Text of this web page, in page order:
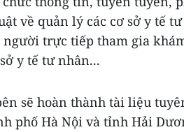
về quản lý các cơ sở y tế
người trực tiếp tham gia
y tế tư nhân...
sẽ hoàn thành tài liệu
phố Hà Nội và tỉnh Hải